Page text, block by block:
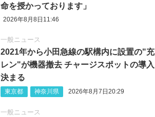
命を授かっております」
2026年8月8日11:46
一般ニュース
2021年から小田急線の駅構内に設置の"充
レン"が機器撤去 チャージスポットの導入
決まる
東京都 神奈川県 2026年8月7日20:29
一般ニュース